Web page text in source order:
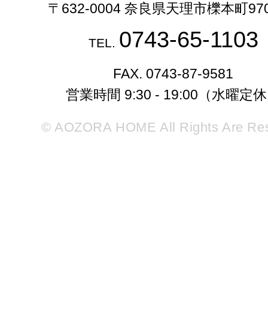
〒632-0004 奈良県天理市櫟本町
TEL. 0743-65-1103
FAX. 0743-87-9581
営業時間 9:30 - 19:00（水曜定
© AOZORA HOME All Rights Are